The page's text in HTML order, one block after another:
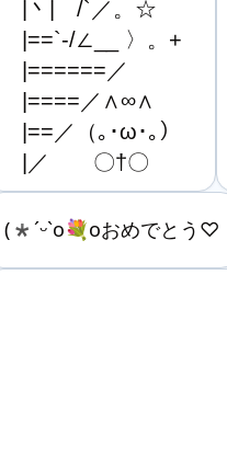
|丶|　/`／。☆
|==`-/∠__ 〉。+
|======／
|====／∧∞∧
|==／（｡･ω･｡）
|／　　〇†〇
(*ˊᵕˋo💐oおめでとう♡